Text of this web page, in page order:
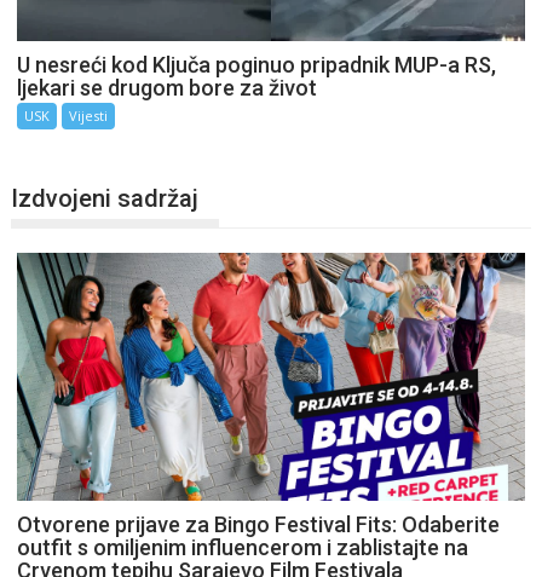
U nesreći kod Ključa poginuo pripadnik MUP-a RS,
ljekari se drugom bore za život
USK Vijesti
Izdvojeni sadržaj
Otvorene prijave za Bingo Festival Fits: Odaberite
outfit s omiljenim influencerom i zablistajte na
Crvenom tepihu Sarajevo Film Festivala